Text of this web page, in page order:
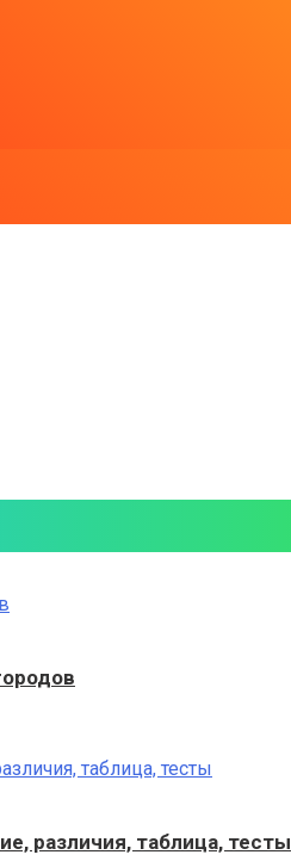
различия, таблица, тесты